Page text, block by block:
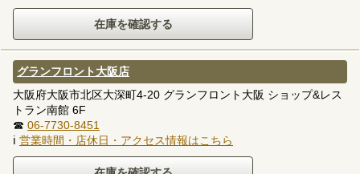
グランフロント大阪店
大阪府大阪市北区大深町4-20 グランフロント大阪 ショップ&レス
トラン南館 6F
☎ 06-7730-8451
ℹ 営業時間・店休日・アクセス情報はこちら